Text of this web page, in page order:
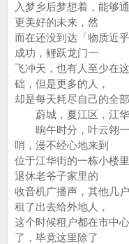
入梦乡后梦想着，能够
更美好的未来，然
而在还没到达「物质近
成功，鲤跃龙门一
飞冲天，也有人至少在
础，但是更多的人，
却是每天耗尽自己的全
蔚城，夏江区，江华
晌午时分，叶云翎一
哨，漫不经心地来到
位于江华街的一栋小楼
退休老爷子家里的
收音机广播声，其他几
租了出去给外地人，
这个时候租户都在市中
了，毕竟这里除了